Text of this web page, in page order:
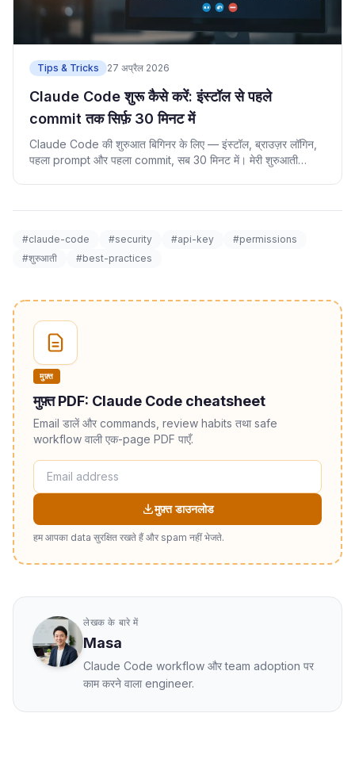
Tips & Tricks 27 अप्रैल 2026
Claude Code शुरू कैसे करें: इंस्टॉल से पहले
commit तक सिर्फ़ 30 मिनट में
Claude Code की शुरुआत बिगिनर के लिए — इंस्टॉल, ब्राउज़र लॉगिन,
पहला prompt और पहला commit, सब 30 मिनट में। मेरी शुरुआती
#claude-code #security #api-key
#permissions
#शुरुआती
#best-practices
मुफ़्त
मुफ़्त PDF: Claude Code cheatsheet
Email डालें और commands, review habits तथा safe
workflow वाली एक-page PDF पाएँ.
मुफ़्त डाउनलोड
हम आपका data सुरक्षित रखते हैं और spam नहीं भेजते.
लेखक के बारे में
Masa
Claude Code workflow और team adoption पर
काम करने वाला engineer.